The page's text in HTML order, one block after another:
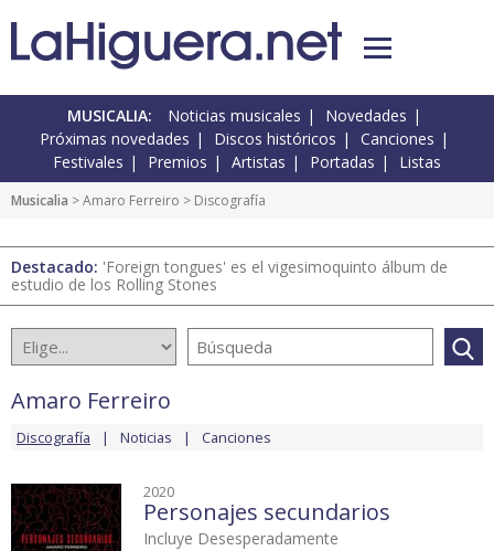
MUSICALIA: Noticias musicales
Novedades
Próximas novedades
Discos históricos
Canciones
Festivales
Premios Artistas Portadas Listas
Musicalia >Amaro Ferreiro > Discografía
Destacado: 'Foreign tongues' es el vigesimoquinto álbum de
estudio de los Rolling Stones
Amaro Ferreiro
Discografía Noticias Canciones
2020
Personajes secundarios
Incluye Desesperadamente